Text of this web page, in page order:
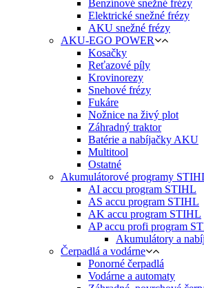
Benzínové snežné frézy
Elektrické snežné frézy
AKU snežné frézy
AKU-EGO POWER
Kosačky
Reťazové píly
Krovinorezy
Snehové frézy
Fukáre
Nožnice na živý plot
Záhradný traktor
Batérie a nabíjačky AKU
Multitool
Ostatné
Akumulátorové programy
AI accu program STIHL
AS accu program STIHL
AK accu program STIHL
AP accu profi program
Akumulátory a
Čerpadlá a vodárne
Ponorné čerpadlá
Vodárne a automaty